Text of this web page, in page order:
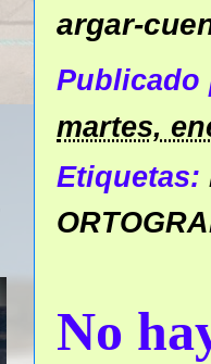
argar-
martes,
Etiquetas:
No